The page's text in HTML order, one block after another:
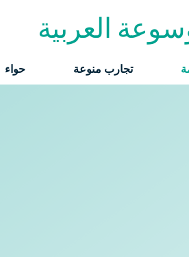
العربية
تجارب منوعة حواء